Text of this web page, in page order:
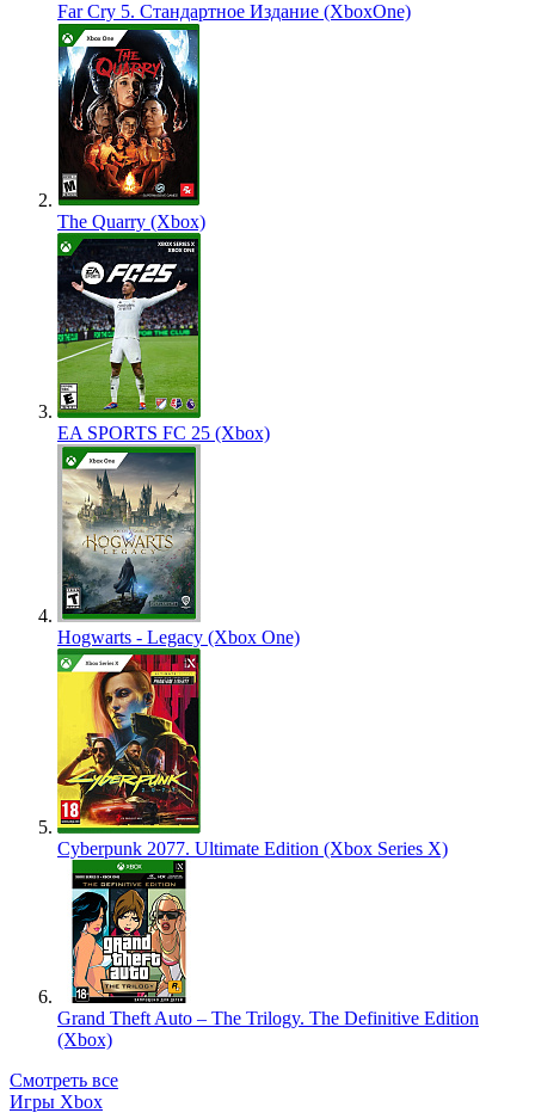
Far Cry 5. Стандартное Издание (XboxOne)
The Quarry (Xbox)
EA SPORTS FC 25 (Xbox)
Hogwarts - Legacy (Xbox One)
Cyberpunk 2077. Ultimate Edition (Xbox Series X)
Grand Theft Auto – The Trilogy. The Definitive Edition
(Xbox)
Смотреть все
Игры Xbox